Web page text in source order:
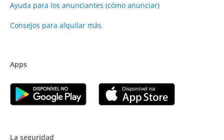
Ayuda para los anunciantes (cómo anunciar)
Consejos para alquilar más
Apps
La seguridad